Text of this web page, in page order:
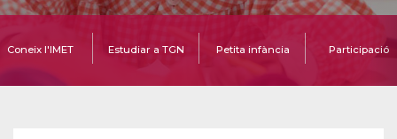
Coneix l'IMET Estudiar a TGN Petita infància Participació